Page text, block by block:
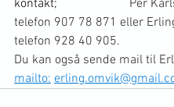
kontakt; Per
telefon 907 78 871 eller
telefon 928 40 905.
Du kan også sende mail til
mailto: